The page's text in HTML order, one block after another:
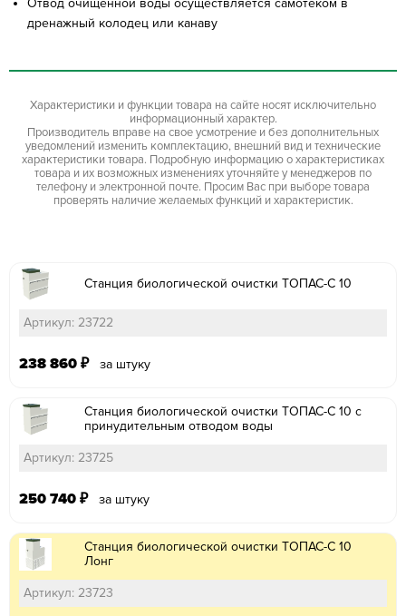
дренажный колодец или канаву
Характеристики и функции товара на сайте носят исключительно
информационный характер.
Производитель вправе на свое усмотрение и без дополнительных
уведомлений изменить комплектацию, внешний вид и технические
характеристики товара. Подробную информацию о характеристиках
товара и их возможных изменениях уточняйте у менеджеров по
телефону и электронной почте. Просим Вас при выборе товара
проверять наличие желаемых функций и характеристик.
Станция биологической очистки ТОПАС-С 10
Артикул: 23722
238 860 ₽ за штуку
Станция биологической очистки ТОПАС-С 10 с
принудительным отводом воды
Артикул: 23725
250 740 ₽ за штуку
Станция биологической очистки ТОПАС-С 10
Лонг
Артикул: 23723